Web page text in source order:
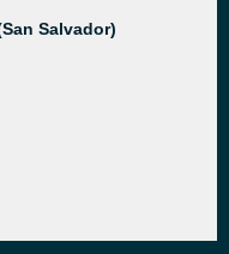
Salvador)